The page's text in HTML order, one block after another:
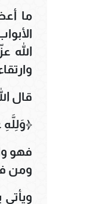
ما
الله
قال
﴿وَلِلَّهِ
فهو
ومن